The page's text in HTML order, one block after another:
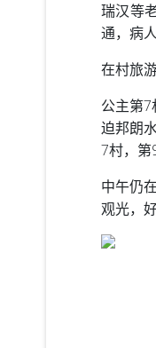
瑞汉等
通，病
在村旅
公主第
迫邦朗
7村，第
中午仍
观光，